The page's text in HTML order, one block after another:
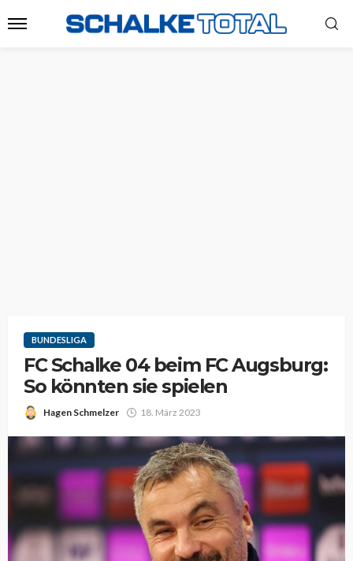
BUNDESLIGA
FC Schalke 04 beim FC Augsburg:
So könnten sie spielen
Hagen Schmelzer 18. März 2023